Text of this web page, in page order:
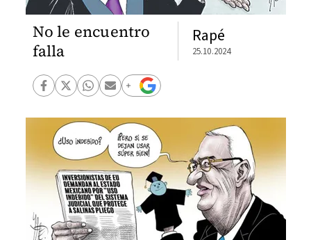
No le encuentro
falla
Rapé
25.10.2024